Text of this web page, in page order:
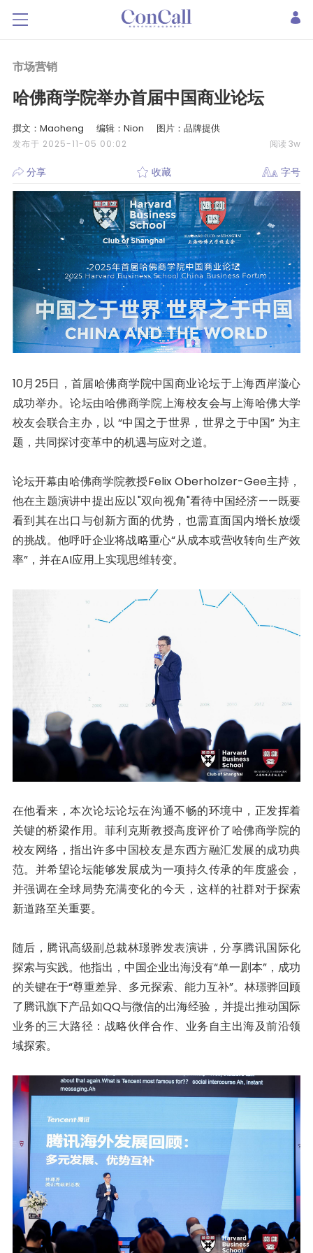
市场营销
哈佛商学院举办首届中国商业论坛
撰文：Maoheng 编辑：Nion 图片：品牌提供
发布于 2025-11-05 00:02 阅读 3w
分享 收藏 字号
10月25日，首届哈佛商学院中国商业论坛于上海西岸漩心
成功举办。论坛由哈佛商学院上海校友会与上海哈佛大学
校友会联合主办，以 “中国之于世界，世界之于中国” 为主
题，共同探讨变革中的机遇与应对之道。
论坛开幕由哈佛商学院教授Felix Oberholzer-Gee主持，
他在主题演讲中提出应以"双向视角"看待中国经济——既要
看到其在出口与创新方面的优势，也需直面国内增长放缓
的挑战。他呼吁企业将战略重心“从成本或营收转向生产效
率”，并在AI应用上实现思维转变。
在他看来，本次论坛论坛在沟通不畅的环境中，正发挥着
关键的桥梁作用。菲利克斯教授高度评价了哈佛商学院的
校友网络，指出许多中国校友是东西方融汇发展的成功典
范。并希望论坛能够发展成为一项持久传承的年度盛会，
并强调在全球局势充满变化的今天，这样的社群对于探索
新道路至关重要。
随后，腾讯高级副总裁林璟骅发表演讲，分享腾讯国际化
探索与实践。他指出，中国企业出海没有“单一剧本”，成功
的关键在于“尊重差异、多元探索、能力互补”。林璟骅回顾
了腾讯旗下产品如QQ与微信的出海经验，并提出推动国际
业务的三大路径：战略伙伴合作、业务自主出海及前沿领
域探索。